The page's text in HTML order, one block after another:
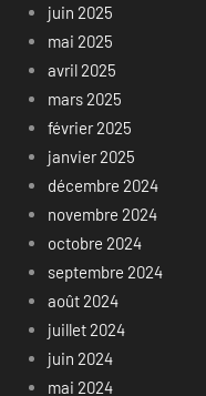
juin 2025
mai 2025
avril 2025
mars 2025
février 2025
janvier 2025
décembre 2024
novembre 2024
octobre 2024
septembre 2024
août 2024
juillet 2024
juin 2024
mai 2024